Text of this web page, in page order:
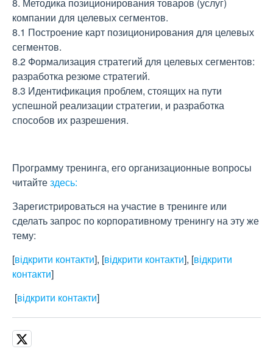
компании для целевых сегментов.
8.1 Построение карт позиционирования для целевых
сегментов.
8.2 Формализация стратегий для целевых сегментов:
разработка резюме стратегий.
8.3 Идентификация проблем, стоящих на пути
успешной реализации стратегии, и разработка
способов их разрешения.
Программу тренинга, его организационные вопросы
читайтездесь:
Зарегистрироваться на участие в тренинге или
сделать запрос по корпоративному тренингу на эту же
тему:
[відкрити контакти], [відкрити контакти], [відкрити
контакти]
[відкрити контакти]